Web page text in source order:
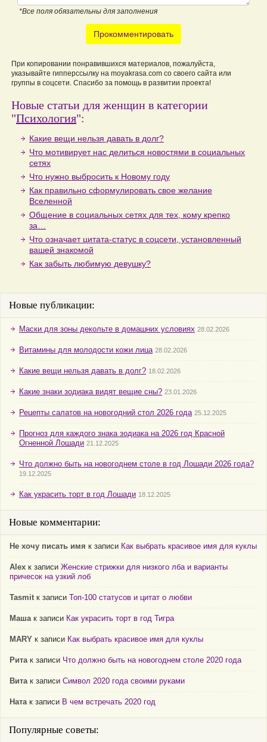
*Все поля обязательны для заполнения
Прокомментировать
При копировании понравившихся материалов, пожалуйста,
указывайте гипперссылку на moyakrasa.com со своего сайта или
группы в соцсети. Спасибо за помощь в развитии проекта!
Новые статьи для женщин в категории
"Психология":
Какие вещи нельзя давать в долг?
Что мотивирует нас делиться новостями в социальных
сетях
Что нужно выбросить к Новому году
Как правильно сформулировать свое желание
Вселенной
Общение в социальных сетях для тех, кому крепко
за…
Что означает цитата-статус в соцсети, установленный
вашей знакомой
Как забыть любимую девушку?
Новые публикации:
Маски для зоны декольте в домашних условиях 28.02.2026
Витамины для молодости кожи лица 28.02.2026
Какие вещи нельзя давать в долг? 18.02.2026
Какие знаки зодиака видят вещие сны? 23.01.2026
Рецепты салатов на новогодний стол 2026 года 25.12.2025
Прогноз для каждого знака зодиака на 2026 год Красной
Огненной Лошади 21.12.2025
Что должно быть на новогоднем столе в год Лошади 2026 года?
19.12.2025
Как украсить торт в год Лошади 18.12.2025
Новые комментарии:
Не хочу писать имя к записи Как выбрать красивое имя для куклы
Alex к записи Женские стрижки для низкого лба и варианты
причесок на узкий лоб
Tasmit к записи Топ-100 статусов и цитат о любви
Машак записи Как украсить торт в год Тигра
MARY к записи Как выбрать красивое имя для куклы
Ритак записи Что должно быть на новогоднем столе 2020 года
Витак записи Символ 2020 года своими руками
Натак записи В чем встречать 2020 год
Популярные советы: